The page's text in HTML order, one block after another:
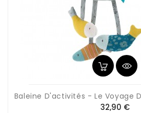
Baleine D'activités - Le Voyage
32,90 €Prix